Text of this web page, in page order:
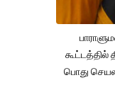
கூட்டத்தில்
பொது